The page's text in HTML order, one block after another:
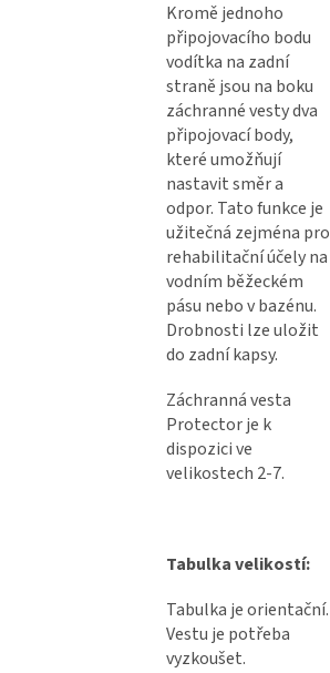
Kromě jednoho
připojovacího bodu
vodítka na zadní
straně jsou na boku
záchranné vesty dva
připojovací body,
které umožňují
nastavit směr a
odpor. Tato funkce je
užitečná zejména pro
rehabilitační účely na
vodním běžeckém
pásu nebo v bazénu.
Drobnosti lze uložit
do zadní kapsy.
Záchranná vesta
Protector je k
dispozici ve
velikostech 2-7.
Tabulka velikostí:
Tabulka je orientační.
Vestu je potřeba
vyzkoušet.